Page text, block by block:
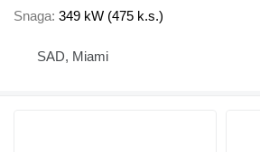
Snaga 349 kW (475 k.s.)
SAD, Miami